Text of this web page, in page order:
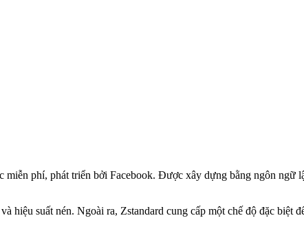
phí, phát triển bởi Facebook. Được xây dựng bằng ngôn ngữ
suất nén. Ngoài ra, Zstandard cung cấp một chế độ đặc biệt